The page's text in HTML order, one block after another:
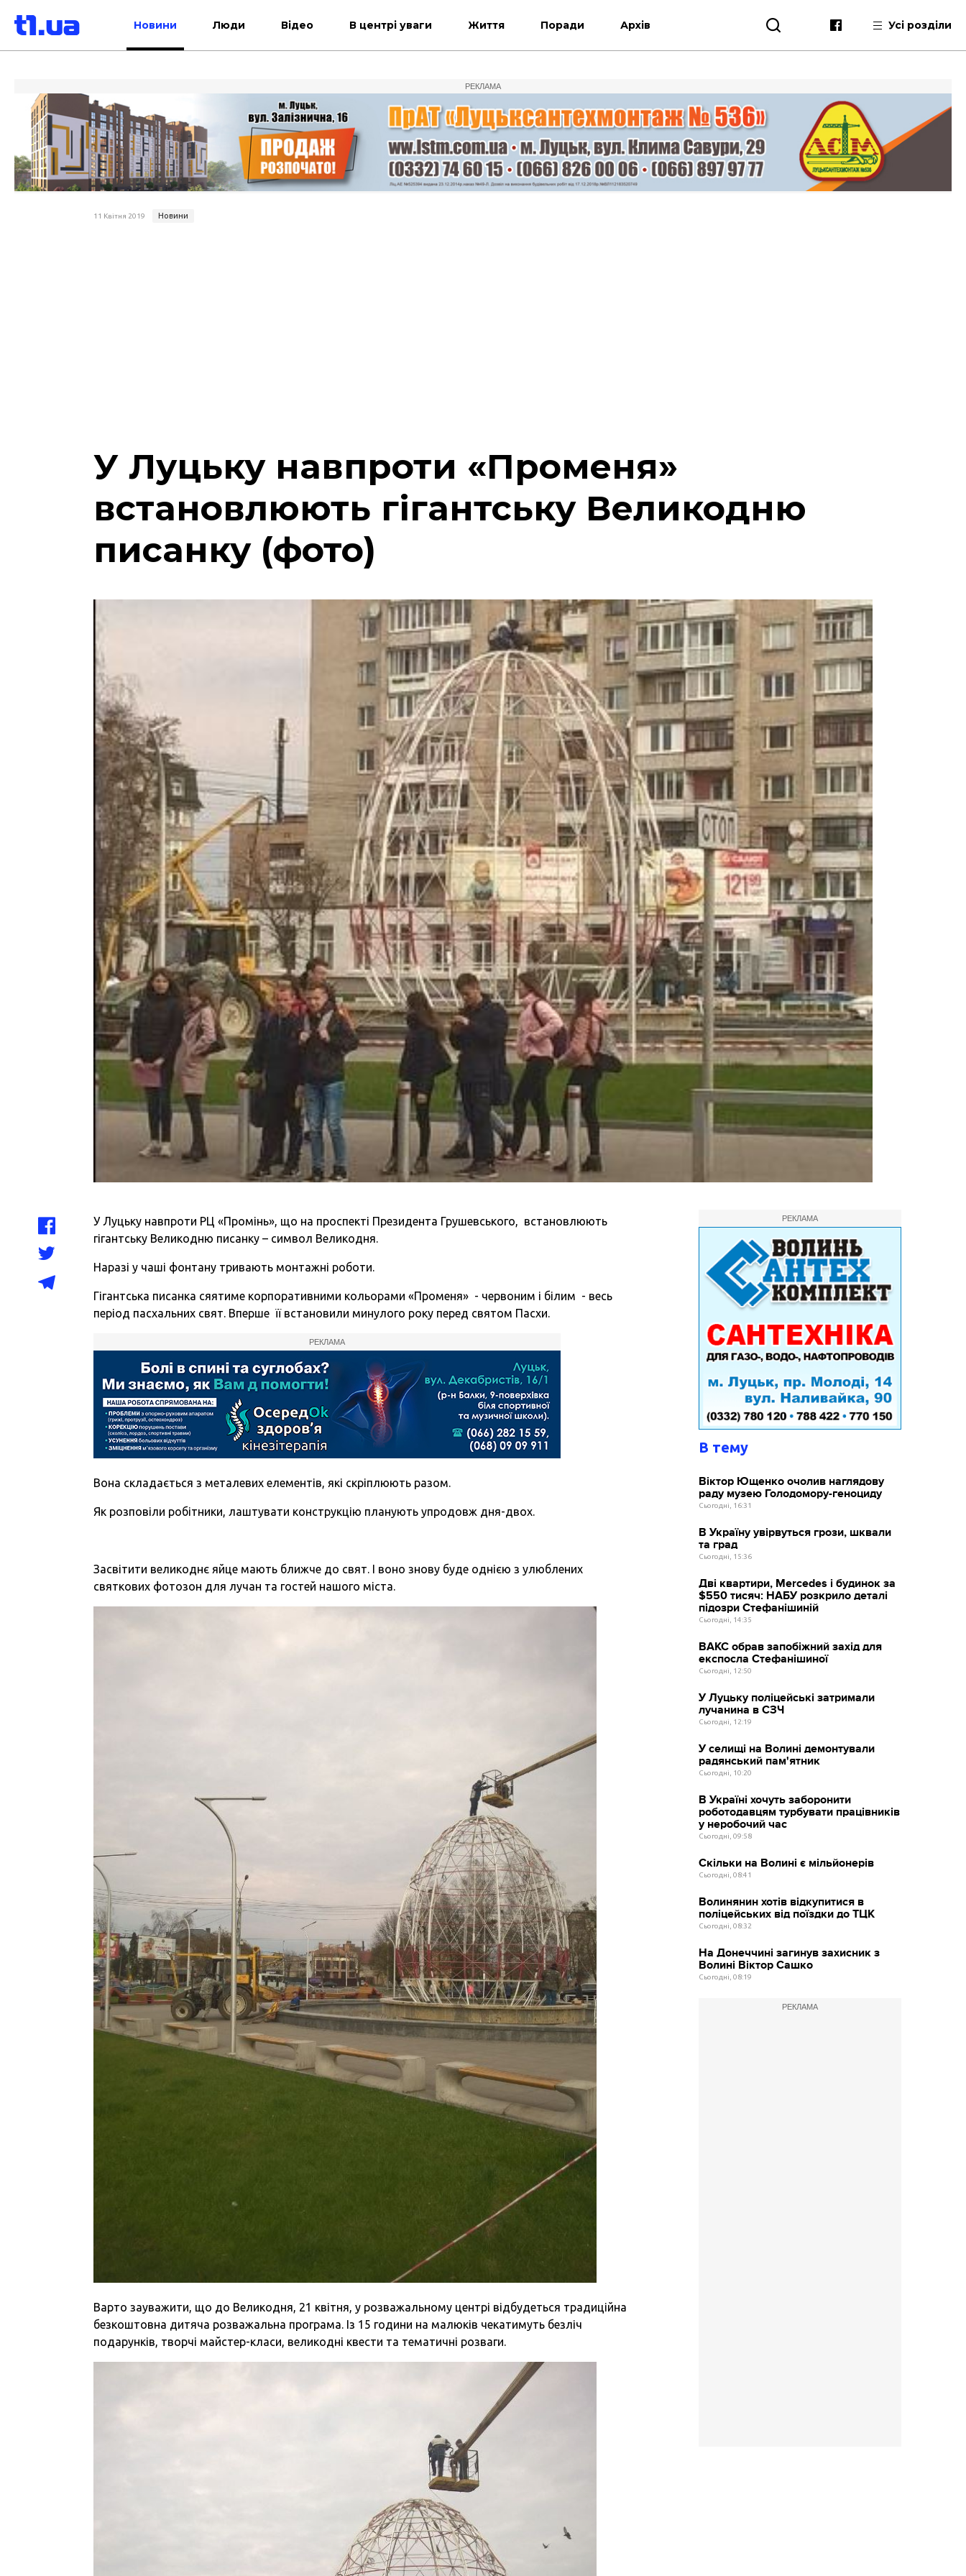
Новини Люди Відео В центрі уваги Життя Поради Архів Усі розділи
РЕКЛАМА
11 Квітня 2019 Новини
У Луцьку навпроти «Променя»
встановлюють гігантську Великодню
писанку (фото)
У Луцьку навпроти РЦ «Промінь», що на проспекті Президента Грушевського, встановлюють
гігантську Великодню писанку – символ Великодня.
Наразі у чаші фонтану тривають монтажні роботи.
Гігантська писанка сяятиме корпоративними кольорами «Променя» - червоним і білим - весь
період пасхальних свят. Вперше її встановили минулого року перед святом Пасхи.
РЕКЛАМА
Вона складається з металевих елементів, які скріплюють разом.
Як розповіли робітники, лаштувати конструкцію планують упродовж дня-двох.
Засвітити великоднє яйце мають ближче до свят. І воно знову буде однією з улюблених
святкових фотозон для лучан та гостей нашого міста.
Варто зауважити, що до Великодня, 21 квітня, у розважальному центрі відбудеться традиційна
безкоштовна дитяча розважальна програма. Із 15 години на малюків чекатимуть безліч
подарунків, творчі майстер-класи, великодні квести та тематичні розваги.
РЕКЛАМА
В тему
Віктор Ющенко очолив наглядову
раду музею Голодомору-геноциду
Сьогодні, 16:31
В Україну увірвуться грози, шквали
та град
Сьогодні, 15:36
Дві квартири, Mercedes і будинок за
$550 тисяч: НАБУ розкрило деталі
підозри Стефанішиній
Сьогодні, 14:35
ВАКС обрав запобіжний захід для
експосла Стефанішиної
Сьогодні, 12:50
У Луцьку поліцейські затримали
лучанина в СЗЧ
Сьогодні, 12:19
У селищі на Волині демонтували
радянський пам'ятник
Сьогодні, 10:20
В Україні хочуть заборонити
роботодавцям турбувати працівників
у неробочий час
Сьогодні, 09:58
Скільки на Волині є мільйонерів
Сьогодні, 08:41
Волинянин хотів відкупитися в
поліцейських від поїздки до ТЦК
Сьогодні, 08:32
На Донеччині загинув захисник з
Волині Віктор Сашко
Сьогодні, 08:19
РЕКЛАМА